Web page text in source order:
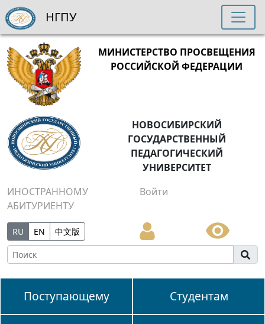
МИНИСТЕРСТВО ПРОСВЕЩЕНИЯ
РОССИЙСКОЙ ФЕДЕРАЦИИ
НОВОСИБИРСКИЙ
ГОСУДАРСТВЕННЫЙ
ПЕДАГОГИЧЕСКИЙ
УНИВЕРСИТЕТ
ИНОСТРАННОМУ
АБИТУРИЕНТУ
Войти
RU EN 中文版
Поступающему Студентам
НГПУ